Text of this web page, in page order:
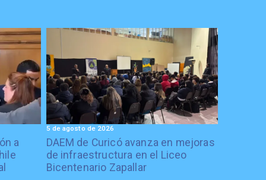
a
DAEM de Curicó avanza en mejoras
de infraestructura en el Liceo
Bicentenario Zapallar
5 de agosto de 2026